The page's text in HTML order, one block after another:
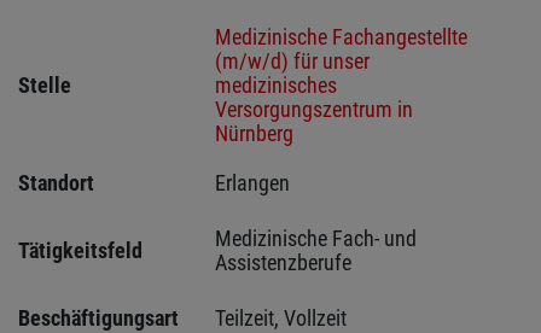
Stelle
Medizinische Fachangestellte
(m/w/d) für unser
medizinisches
Versorgungszentrum in
Nürnberg
Standort
Erlangen
Tätigkeitsfeld
Medizinische Fach- und
Assistenzberufe
Beschäftigungsart Teilzeit, Vollzeit